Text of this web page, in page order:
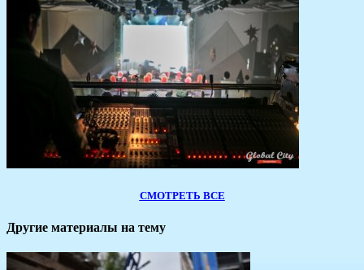
СМОТРЕТЬ ВСЕ
Другие материалы на тему